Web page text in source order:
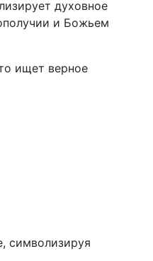
духовное
и Божьем
ищет верное
символизируя